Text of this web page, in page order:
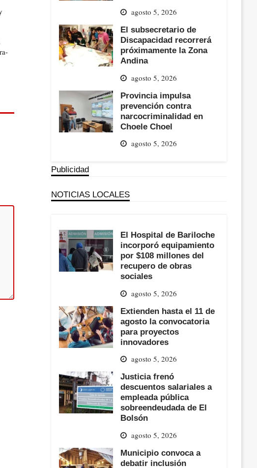
agosto 5, 2026
El subsecretario de
Discapacidad recorrerá
próximamente la Zona
Andina
agosto 5, 2026
Provincia impulsa
prevención contra
narcocriminalidad en
Choele Choel
agosto 5, 2026
Publicidad
NOTICIAS LOCALES
El Hospital de Bariloche
incorporó equipamiento
por $108 millones del
recupero de obras
sociales
agosto 5, 2026
Extienden hasta el 11 de
agosto la convocatoria
para proyectos
innovadores
agosto 5, 2026
Justicia frenó
descuentos salariales a
empleada pública
sobreendeudada de El
Bolsón
agosto 5, 2026
Municipio convoca a
debatir inclusión